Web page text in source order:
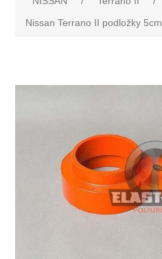
Nissan Terrano II podložky 5cm